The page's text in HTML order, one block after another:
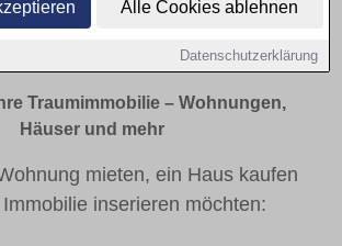
Alle Cookies ablehnen
Datenschutzerklärung
Immobilienmarkt
Traumimmobilie – Wohnungen,
Häuser und mehr
mieten, ein Haus kaufen
inserieren möchten: